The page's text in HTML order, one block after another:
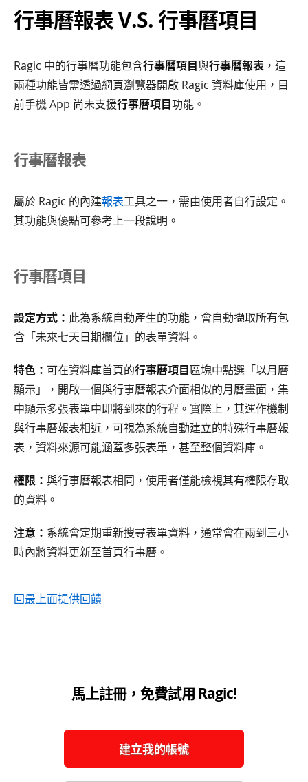
行事曆報表 V.S. 行事曆項目
Ragic 中的行事曆功能包含行事曆項目與行事曆報表 ，這
兩種功能皆需透過網頁瀏覽器開啟 Ragic 資料庫使用，目
前手機 App 尚未支援行事曆項目功能。
行事曆報表
屬於 Ragic 的內建報表工具之一，需由使用者自行設定。
其功能與優點可參考上一段說明。
行事曆項目
設定方式： 此為系統自動產生的功能，會自動擷取所有包
含「未來七天日期欄位」的表單資料。
特色： 可在資料庫首頁的行事曆項目區塊中點選「以月曆
顯示」，開啟一個與行事曆報表介面相似的月曆畫面，集
中顯示多張表單中即將到來的行程。實際上，其運作機制
與行事曆報表相近，可視為系統自動建立的特殊行事曆報
表，資料來源可能涵蓋多張表單，甚至整個資料庫。
權限： 與行事曆報表相同，使用者僅能檢視其有權限存取
的資料。
注意： 系統會定期重新搜尋表單資料，通常會在兩到三小
時內將資料更新至首頁行事曆。
回最上面提供回饋
馬上註冊，免費試用 Ragic!
建立我的帳號